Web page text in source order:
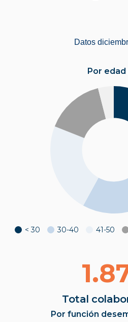
Datos
Por edad
< 30 30-40 41-50
Total
Por función